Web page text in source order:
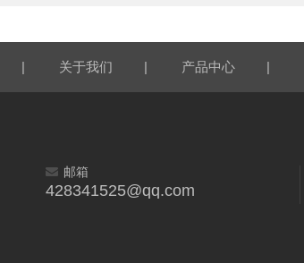
| 关于我们 | 产品中心 |
邮箱
428341525@qq.com